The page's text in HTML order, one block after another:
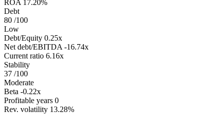
ROA 17.20%
Debt
80 /100
Low
Debt/Equity 0.25x
Net debt/EBITDA -16.74x
Current ratio 6.16x
Stability
37 /100
Moderate
Beta -0.22x
Profitable years 0
Rev. volatility 13.28%